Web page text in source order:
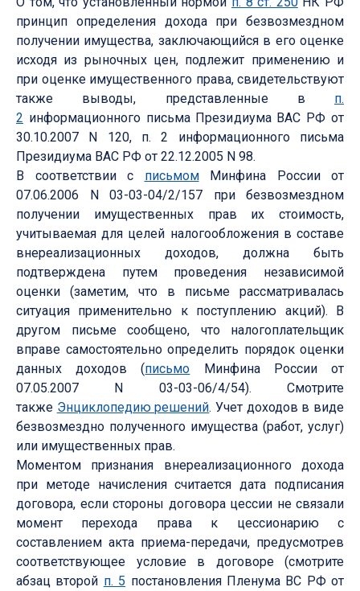
принцип определения дохода при безвозмездном
получении имущества, заключающийся в его оценке
исходя из рыночных цен, подлежит применению и
при оценке имущественного права, свидетельствуют
также выводы, представленные в п.
2 информационного письма Президиума ВАС РФ от
30.10.2007 N 120, п. 2 информационного письма
Президиума ВАС РФ от 22.12.2005 N 98.
В соответствии с письмомМинфина России от
07.06.2006 N 03-03-04/2/157 при безвозмездном
получении имущественных прав их стоимость,
учитываемая для целей налогообложения в составе
внереализационных доходов, должна быть
подтверждена путем проведения независимой
оценки (заметим, что в письме рассматривалась
ситуация применительно к поступлению акций). В
другом письме сообщено, что налогоплательщик
вправе самостоятельно определить порядок оценки
данных доходов (письмо Минфина России от
07.05.2007 N 03-03-06/4/54). Смотрите
также Энциклопедию решений. Учет доходов в виде
безвозмездно полученного имущества (работ, услуг)
или имущественных прав.
Моментом признания внереализационного дохода
при методе начисления считается дата подписания
договора, если стороны договора цессии не связали
момент перехода права к цессионарию с
составлением акта приема-передачи, предусмотрев
соответствующее условие в договоре (смотрите
абзац второй п. 5 постановления Пленума ВС РФ от